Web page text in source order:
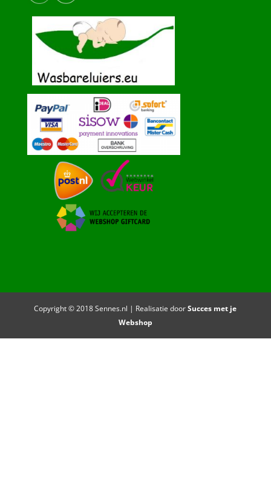
Copyright © 2018 Sennes.nl | Realisatie doorSucces met je
Webshop